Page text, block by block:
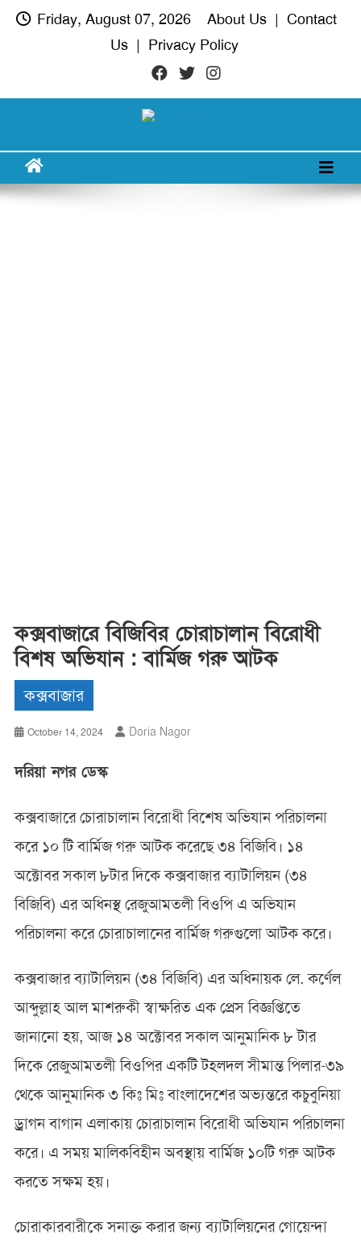
Skip
Friday, August 07, 2026 About Us | Contact
Us | Privacy Policy
দরিয়া নগর
অদৃশ্য খবরের আপোষহীন সত্য
কক্সবাজারে বিজিবির চোরাচালান বিরোধী
বিশষ অভিযান : বার্মিজ গরু আটক
কক্সবাজার
October 14, 2024 Doria Nagor
দরিয়া নগর ডেস্ক
কক্সবাজারে চোরাচালান বিরোধী বিশেষ অভিযান পরিচালনা
করে ১০ টি বার্মিজ গরু আটক করেছে ৩৪ বিজিবি। ১৪
অক্টোবর সকাল ৮টার দিকে কক্সবাজার ব্যাটালিয়ন (৩৪
বিজিবি) এর অধিনস্থ রেজুআমতলী বিওপি এ অভিযান
পরিচালনা করে চোরাচালানের বার্মিজ গরুগুলো আটক করে।
কক্সবাজার ব্যাটালিয়ন (৩৪ বিজিবি) এর অধিনায়ক লে. কর্ণেল
আব্দুল্লাহ আল মাশরুকী স্বাক্ষরিত এক প্রেস বিজ্ঞপ্তিতে
জানানো হয়, আজ ১৪ অক্টোবর সকাল আনুমানিক ৮ টার
দিকে রেজুআমতলী বিওপির একটি টহলদল সীমান্ত পিলার-৩৯
থেকে আনুমানিক ৩ কিঃ মিঃ বাংলাদেশের অভ্যন্তরে কচুবুনিয়া
ড্রাগন বাগান এলাকায় চোরাচালান বিরোধী অভিযান পরিচালনা
করে। এ সময় মালিকবিহীন অবস্থায় বার্মিজ ১০টি গরু আটক
করতে সক্ষম হয়।
চোরাকারবারীকে সনাক্ত করার জন্য ব্যাটালিয়নের গোয়েন্দা